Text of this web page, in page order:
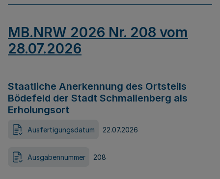
MB.NRW 2026 Nr. 208 vom
28.07.2026
Staatliche Anerkennung des Ortsteils
Bödefeld der Stadt Schmallenberg als
Erholungsort
Ausfertigungsdatum 22.07.2026
Ausgabennummer 208